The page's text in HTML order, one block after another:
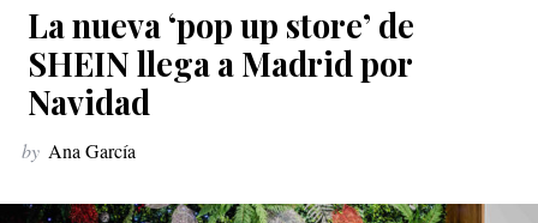
c
h
o
r
La nueva ‘pop up store’ de
SHEIN llega a Madrid por
Navidad
by Ana García